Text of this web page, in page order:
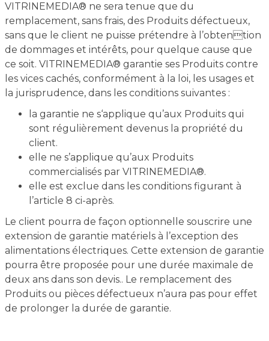
VITRINEMEDIA® ne sera tenue que du
remplacement, sans frais, des Produits défectueux,
sans que le client ne puisse prétendre à l’obtention
de dommages et intérêts, pour quelque cause que
ce soit. VITRINEMEDIA® garantie ses Produits contre
les vices cachés, conformément à la loi, les usages et
la jurisprudence, dans les conditions suivantes :
la garantie ne s‘applique qu’aux Produits qui
sont régulièrement devenus la propriété du
client.
elle ne s’applique qu’aux Produits
commercialisés par VITRINEMEDIA®.
elle est exclue dans les conditions figurant à
l’article 8 ci-après.
Le client pourra de façon optionnelle souscrire une
extension de garantie matériels à l’exception des
alimentations électriques. Cette extension de garantie
pourra être proposée pour une durée maximale de
deux ans dans son devis.. Le remplacement des
Produits ou pièces défectueux n’aura pas pour effet
de prolonger la durée de garantie.